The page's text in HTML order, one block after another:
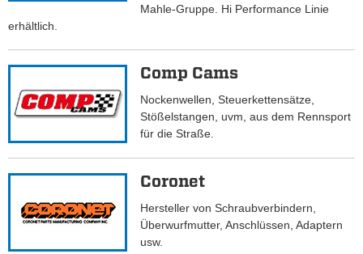
Mahle-Gruppe. Hi Performance Linie
erhältlich.
Comp Cams
Nockenwellen, Steuerkettensätze,
Stößelstangen, uvm, aus dem Rennsport
für die Straße.
Coronet
Hersteller von Schraubverbindern,
Überwurfmutter, Anschlüssen, Adaptern
usw.